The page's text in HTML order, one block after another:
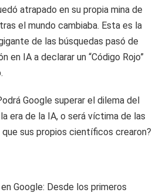
atrapado en su propia mina de
el mundo cambiaba. Esta es la
de las búsquedas pasó de
en IA a declarar un “Código Rojo”
Google superar el dilema del
era de la IA, o será víctima de las
sus propios científicos crearon?
Google: Desde los primeros